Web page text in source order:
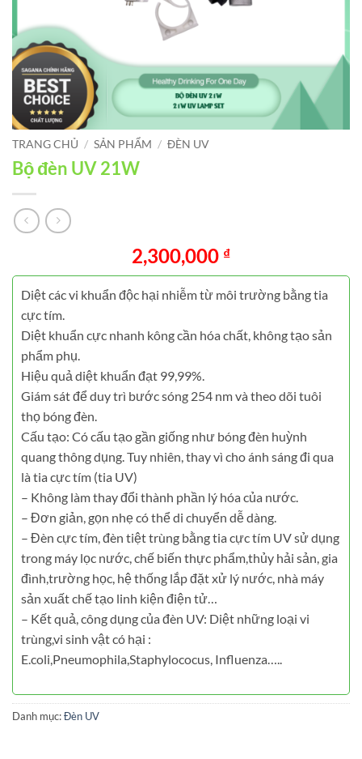
TRANG CHỦ / SẢN PHẨM / ĐÈN UV
Bộ đèn UV 21W
2,300,000 ₫
Diệt các vi khuẩn độc hại nhiễm từ môi trường bằng tia
cực tím.
Diệt khuẩn cực nhanh kông cần hóa chất, không tạo sản
phẩm phụ.
Hiệu quả diệt khuẩn đạt 99,99%.
Giám sát để duy trì bước sóng 254 nm và theo dõi tuôi
thọ bóng đèn.
Cấu tạo: Có cấu tạo gần giống như bóng đèn huỳnh
quang thông dụng. Tuy nhiên, thay vì cho ánh sáng đi qua
là tia cực tím (tia UV)
– Không làm thay đổi thành phần lý hóa của nước.
– Đơn giản, gọn nhẹ có thể di chuyển dễ dàng.
– Đèn cực tím, đèn tiệt trùng bằng tia cực tím UV sử dụng
trong máy lọc nước, chế biến thực phẩm,thủy hải sản, gia
đình,trường học, hệ thống lắp đặt xử lý nước, nhà máy
sản xuất chế tạo linh kiện điện tử…
– Kết quả, công dụng của đèn UV: Diệt những loại vi
trùng,vi sinh vật có hại :
E.coli,Pneumophila,Staphylococus, Influenza…..
Danh mục:Đèn UV